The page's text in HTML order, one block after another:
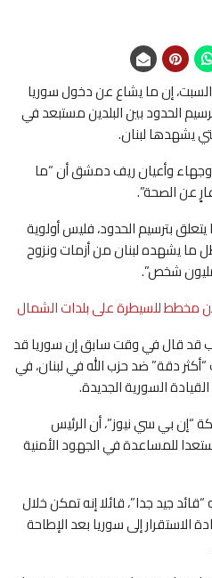
إن ما يشاع عن دخول سوريا
الحدود بين البلدين مستبعد في
يشهدها لبنان.
وأعيان ريف دمشق أن “ما
عن الصحة”.
بترسيم الحدود، فليس أولوية
ما يشهده لبنان من أزمات ونزوح
شخص”.
مخطط للسيطرة على بلدات الشمال
قد قال في وقت سابق إن سوريا قد
دقة” ضد حزب الله في لبنان، في
السورية الجديدة.
“إن بي سي نيوز”، أن الرئيس
للمساعدة في الجهود الأمنية
جيد جدا”، قائلا إنه تمكن خلال
الاستقرار إلى سوريا بعد الإطاحة